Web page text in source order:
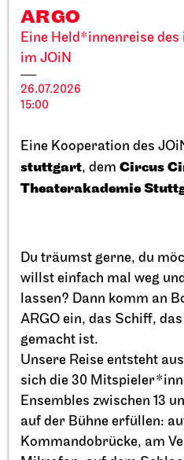
ARGO
Eine Held*innenreise
im JOiN
26.07.2026
15:00
Eine Kooperation des
stuttgart, demCircus
Theaterakademie
Du träumst gerne, du
willst einfach mal weg
lassen? Dann komm an
ARGO ein, das Schiff,
gemacht ist.
Unsere Reise entsteht
sich die 30
Ensembles zwischen 13
auf der Bühne erfüllen:
Kommandobrücke, am
Staatstheater Stuttgart
Theaterfest am
20.09.2026
11:00 - 18:00